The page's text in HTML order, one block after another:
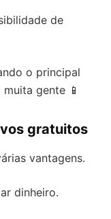
de
o principal
gente 📱
gratuitos
vantagens.
dinheiro.